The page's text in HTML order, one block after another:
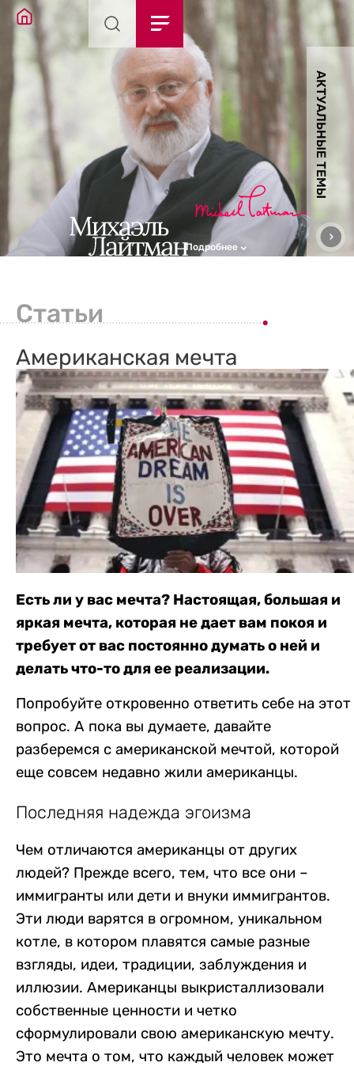
АКТУАЛЬНЫЕ ТЕМЫ
Подробнее
Статьи
Американская мечта
Есть ли у вас мечта? Настоящая, большая и
яркая мечта, которая не дает вам покоя и
требует от вас постоянно думать о ней и
делать что-то для ее реализации.
Попробуйте откровенно ответить себе на этот
вопрос. А пока вы думаете, давайте
разберемся с американской мечтой, которой
еще совсем недавно жили американцы.
Последняя надежда эгоизма
Чем отличаются американцы от других
людей? Прежде всего, тем, что все они –
иммигранты или дети и внуки иммигрантов.
Эти люди варятся в огромном, уникальном
котле, в котором плавятся самые разные
взгляды, идеи, традиции, заблуждения и
иллюзии. Американцы выкристаллизовали
собственные ценности и четко
сформулировали свою американскую мечту.
Это мечта о том, что каждый человек может